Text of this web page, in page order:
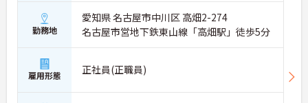
勤務地
愛知県 名古屋市中川区 高畑2-274
名古屋市営地下鉄東山線「高畑駅」徒歩5分
雇用形態 正社員(正職員)